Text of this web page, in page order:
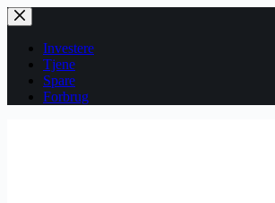
Fortsæt
til
indholdInvestere
Tjene
Spare
Forbrug